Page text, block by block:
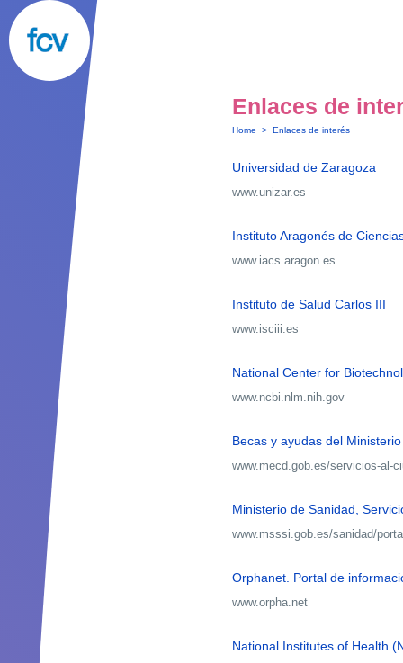
Enlaces de
Home > Enlaces de interés
Universidad de Zaragoza
www.unizar.es
Instituto Aragonés de
www.iacs.aragon.es
Instituto de Salud Carlos III
www.isciii.es
National Center for
www.ncbi.nlm.nih.gov
Becas y ayudas del
www.mecd.gob.es/servicios-al-
Ministerio de Sanidad,
www.msssi.gob.es/sanidad/
Orphanet. Portal de
www.orpha.net
National Institutes of Health